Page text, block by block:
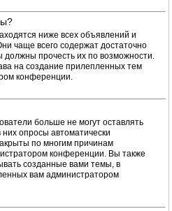
ниже всех объявлений и
чаще всего содержат достаточно
прочесть их по возможности.
на создание прилепленных тем
конференции.
больше не могут оставлять
опросы автоматически
по многим причинам
конференции. Вы также
созданные вами темы, в
вам администратором